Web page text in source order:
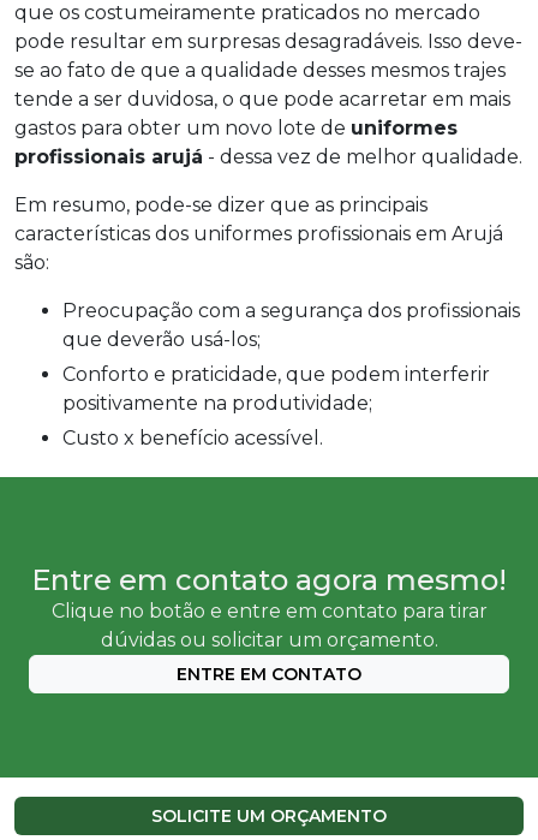
que os costumeiramente praticados no mercado
pode resultar em surpresas desagradáveis. Isso deve-
se ao fato de que a qualidade desses mesmos trajes
tende a ser duvidosa, o que pode acarretar em mais
gastos para obter um novo lote de uniformes
profissionais arujá - dessa vez de melhor qualidade.
Em resumo, pode-se dizer que as principais
características dos uniformes profissionais em Arujá
são:
Preocupação com a segurança dos profissionais
que deverão usá-los;
Conforto e praticidade, que podem interferir
positivamente na produtividade;
Custo x benefício acessível.
Entre em contato agora mesmo!
Clique no botão e entre em contato para tirar
dúvidas ou solicitar um orçamento.
ENTRE EM CONTATO
SOLICITE UM ORÇAMENTO